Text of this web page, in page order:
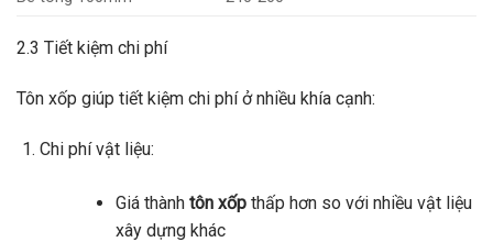
2.3 Tiết kiệm chi phí
Tôn xốp giúp tiết kiệm chi phí ở nhiều khía cạnh:
Chi phí vật liệu:
Giá thành tôn xốpthấp hơn so với nhiều vật liệu
xây dựng khác